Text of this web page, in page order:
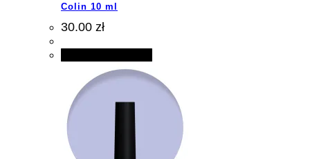
Colin 10 ml
30.00 zł